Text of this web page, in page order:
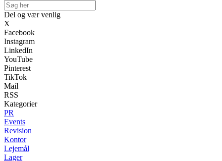
Del og vær venlig
X
Facebook
Instagram
LinkedIn
YouTube
Pinterest
TikTok
Mail
RSS
Kategorier
PR
Events
Revision
Kontor
Lejemål
Lager